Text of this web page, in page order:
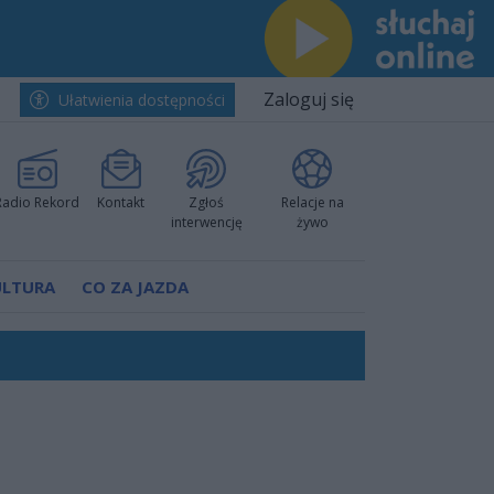
Ułatwienia dostępności Zaloguj się
Rekord Kontakt
Zgłoś
interwencję
Relacje na
żywo
CO ZA JAZDA